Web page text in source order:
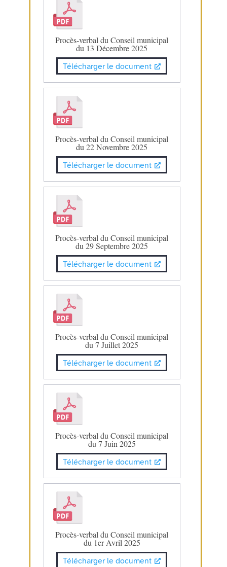
Procès-verbal du Conseil municipal
du 13 Décembre 2025
Télécharger le document
Procès-verbal du Conseil municipal
du 22 Novembre 2025
Télécharger le document
Procès-verbal du Conseil municipal
du 29 Septembre 2025
Télécharger le document
Procès-verbal du Conseil municipal
du 7 Juillet 2025
Télécharger le document
Procès-verbal du Conseil municipal
du 7 Juin 2025
Télécharger le document
Procès-verbal du Conseil municipal
du 1er Avril 2025
Télécharger le document